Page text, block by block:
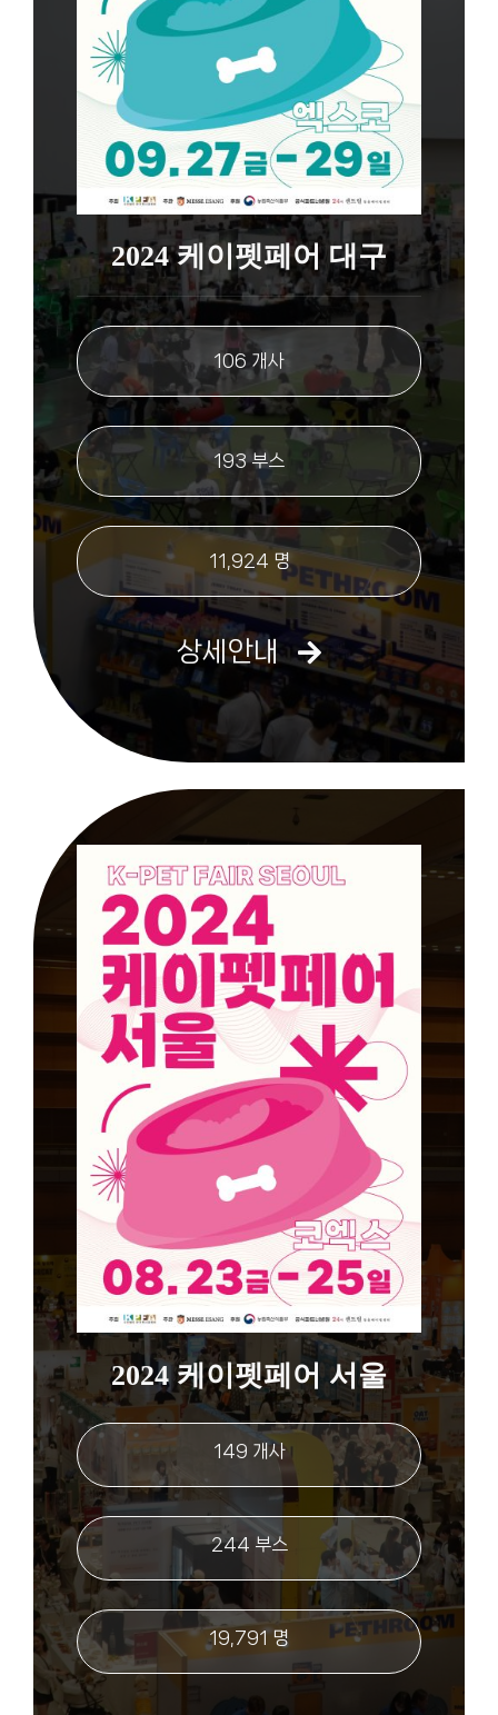
2024 케이펫페어 대구
106 개사
193 부스
11,924 명
상세안내
2024 케이펫페어 서울
149 개사
244 부스
19,791 명